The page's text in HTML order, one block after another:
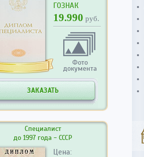
ГОЗНАК
19.990 руб.
Фото
документа
ЗАКАЗАТЬ
Специалист
до 1997 года - СССР
Цена: